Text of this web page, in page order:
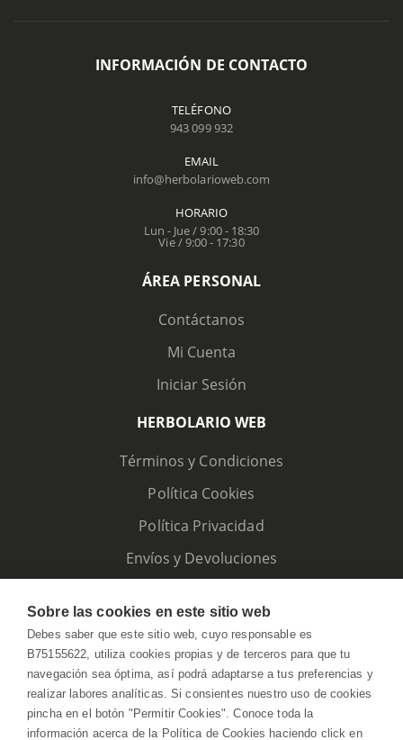
INFORMACIÓN DE CONTACTO
TELÉFONO
943 099 932
EMAIL
info@herbolarioweb.com
HORARIO
Lun - Jue / 9:00 - 18:30
Vie / 9:00 - 17:30
ÁREA PERSONAL
Contáctanos
Mi Cuenta
Iniciar Sesión
HERBOLARIO WEB
Términos y Condiciones
Política Cookies
Política Privacidad
Envíos y Devoluciones
Sobre las cookies en este sitio web
Debes saber que este sitio web, cuyo responsable es
B75155622, utiliza cookies propias y de terceros para que tu
navegación sea óptima, así podrá adaptarse a tus preferencias y
realizar labores analíticas. Si consientes nuestro uso de cookies
pincha en el botón "Permitir Cookies". Conoce toda la
información acerca de la Política de Cookies haciendo click en